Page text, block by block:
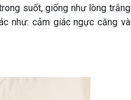
suốt, giống như lòng trắng
như: cảm giác ngực căng và